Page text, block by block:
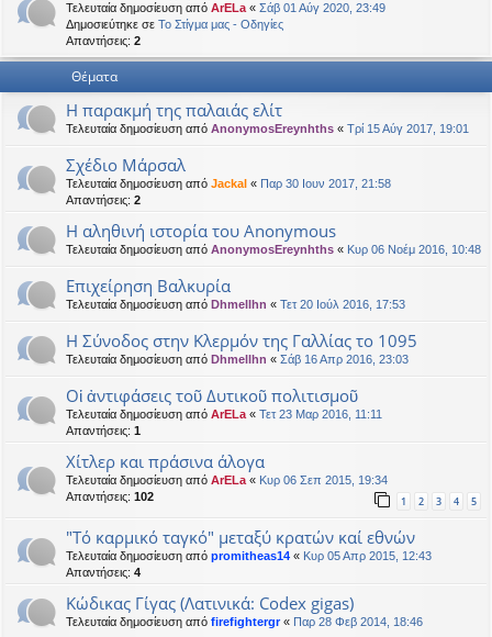
εις
Τελευταία δημοσίευση από ArELa « Σάβ 01 Αύγ 2020, 23:49
Δημοσιεύτηκε σε Το Στίγμα μας - Οδηγίες
Απαντήσεις: 2
Θέματα
Η παρακμή της παλαιάς ελίτ
Τελευταία δημοσίευση από AnonymosEreynhths « Τρί 15 Αύγ 2017, 19:01
Σχέδιο Μάρσαλ
Τελευταία δημοσίευση από Jackal « Παρ 30 Ιουν 2017, 21:58
Απαντήσεις: 2
Η αληθινή ιστορία του Anonymous
Τελευταία δημοσίευση από AnonymosEreynhths « Κυρ 06 Νοέμ 2016, 10:48
Επιχείρηση Βαλκυρία
Τελευταία δημοσίευση από Dhmellhn « Τετ 20 Ιούλ 2016, 17:53
Η Σύνοδος στην Κλερμόν της Γαλλίας το 1095
Τελευταία δημοσίευση από Dhmellhn « Σάβ 16 Απρ 2016, 23:03
Οἱ ἀντιφάσεις τοῦ Δυτικοῦ πολιτισμοῦ
Τελευταία δημοσίευση από ArELa « Τετ 23 Μαρ 2016, 11:11
Απαντήσεις: 1
Χίτλερ και πράσινα άλογα
Τελευταία δημοσίευση από ArELa « Κυρ 06 Σεπ 2015, 19:34
Απαντήσεις: 102 1 2 3 4 5
"Τό καρμικό ταγκό" μεταξύ κρατών καί εθνών
Τελευταία δημοσίευση από promitheas14 « Κυρ 05 Απρ 2015, 12:43
Απαντήσεις: 4
Κώδικας Γίγας (Λατινικά: Codex gigas)
Τελευταία δημοσίευση από firefightergr« Παρ 28 Φεβ 2014, 18:46